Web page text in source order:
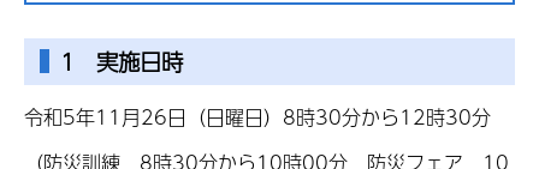
1 実施日時
令和5年11月26日（日曜日）8時30分から12時30分
（防災訓練 8時30分から10時00分 防災フェア 10